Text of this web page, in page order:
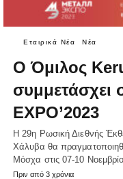
Εταιρικά Νέα Νέα
Ο Όμιλος
συμμετάσχει
EXPO’2023
Η 29η Ρωσική Διεθνής
Χάλυβα θα
Μόσχα στις 07-10
Πριν από 3 χρόνια